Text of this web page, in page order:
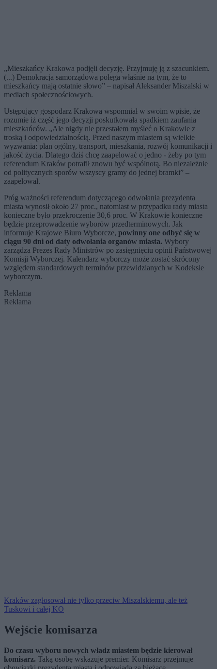
„Mieszkańcy Krakowa podjęli decyzję. Przyjmuję ją z szacunkiem.
(...) Demokracja samorządowa polega właśnie na tym, że to
mieszkańcy mają ostatnie słowo” – napisał Aleksander Miszalski w
mediach społecznościowych.
Ustępujący gospodarz Krakowa wspomniał w swoim wpisie, że
rozumie iż część jego decyzji poskutkowała spadkiem zaufania
mieszkańców. „Ale nigdy nie przestałem myśleć o Krakowie z
troską i odpowiedzialnością. Przed naszym miastem są wielkie
wyzwania: plan ogólny, transport, mieszkania, rozwój komunikacji i
jakość życia. Dlatego dziś chcę zaapelować o jedno - żeby po tym
referendum Kraków potrafił znowu być wspólnotą. Bo niezależnie
od politycznych sporów wszyscy gramy do jednej bramki” –
zaapelował.
Próg ważności referendum dotyczącego odwołania prezydenta
miasta wynosił około 27 proc., natomiast w przypadku rady miasta
konieczne było przekroczenie 30,6 proc. W Krakowie konieczne
będzie przeprowadzenie wyborów przedterminowych. Jak
informuje Krajowe Biuro Wyborcze, powinny one odbyć się w
ciągu 90 dni od daty odwołania organów miasta. Wybory
zarządza Prezes Rady Ministrów po zasięgnięciu opinii Państwowej
Komisji Wyborczej. Kalendarz wyborczy może zostać skrócony
względem standardowych terminów przewidzianych w Kodeksie
wyborczym.
Reklama
Reklama
Kraków zagłosował nie tylko przeciw Miszalskiemu, ale też
Tuskowi i całej KO
Wejście komisarza
Do czasu wyboru nowych władz miastem będzie kierował
komisarz. Taką osobę wskazuje premier. Komisarz przejmuje